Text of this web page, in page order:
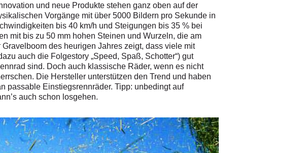
und neue Produkte stehen ganz oben auf der
Vorgänge mit über 5000 Bildern pro Sekunde in
bis 40 km/h und Steigungen bis 35 % bei
mit bis zu 50 mm hohen Steinen und Wurzeln, die am
des heurigen Jahres zeigt, dass viele mit
auch die Folgestory „Speed, Spaß, Schotter“) gut
sind. Doch auch klassische Räder, wenn es nicht
Die Hersteller unterstützen den Trend und haben
passable Einstiegsrennräder. Tipp: unbedingt auf
auch schon losgehen.